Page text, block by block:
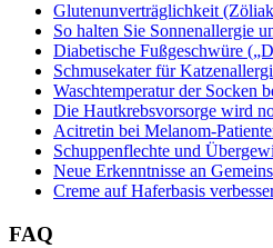
Glutenunverträglichkeit
So halten Sie Sonnenallergie
Diabetische Fußgeschwüre
Schmusekater für
Waschtemperatur der Socken
Die Hautkrebsvorsorge wird
Acitretin bei Melanom-
Schuppenflechte und
Neue Erkenntnisse an
Creme auf Haferbasis
FAQ